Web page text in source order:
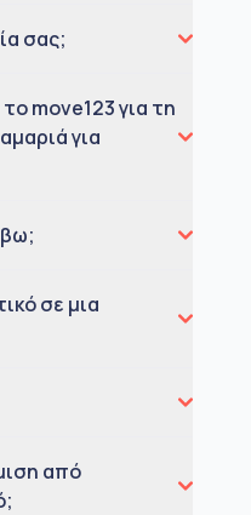
σας;
move123 για τη
για
σε μια
από